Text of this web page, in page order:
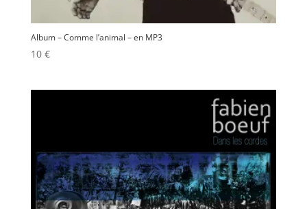
Album – Comme l’animal – en MP3
10 €